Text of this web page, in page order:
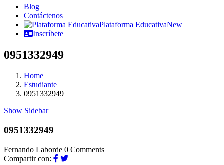
Blog
Contáctenos
Plataforma EducativaNew
Inscríbete
0951332949
Home
Estudiante
0951332949
Show Sidebar
0951332949
Fernando Laborde 0 Comments
Compartir con: